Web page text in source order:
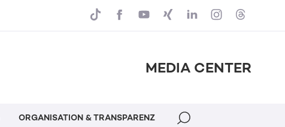
MEDIA CENTER
ORGANISATION & TRANSPARENZ